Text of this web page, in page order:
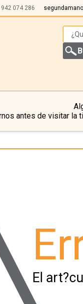
942 074 286
antes de visitar la
El